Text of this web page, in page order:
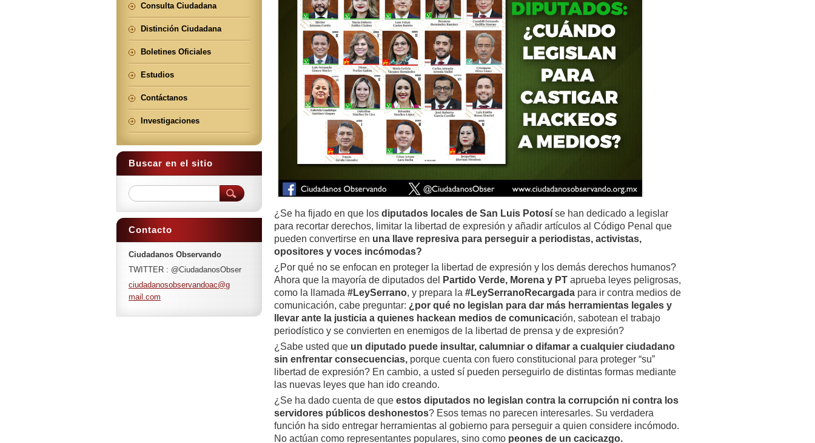
¿Se ha fijado en que los diputados locales de San Luis Potosí se han dedicado a legislar
para recortar derechos, limitar la libertad de expresión y añadir artículos al Código Penal que
pueden convertirse en una llave represiva para perseguir a periodistas, activistas,
opositores y voces incómodas?
¿Por qué no se enfocan en proteger la libertad de expresión y los demás derechos humanos?
Ahora que la mayoría de diputados del
Partido Verde, Morena y PT aprueba leyes peligrosas,
como la llamada #LeySerrano, y prepara la #LeySerranoRecargada para ir contra medios de
comunicación, cabe preguntar: ¿por qué no legislan para dar más herramientas legales y
llevar ante la justicia a quienes hackean medios de comunicación, sabotean el trabajo
periodístico y se convierten en enemigos de la libertad de prensa y de expresión?
¿Sabe usted que un diputado puede insultar, calumniar o difamar a cualquier ciudadano
sin enfrentar consecuencias, porque cuenta con fuero constitucional para proteger “su”
libertad de expresión? En cambio, a usted sí pueden perseguirlo de distintas formas mediante
las nuevas leyes que han ido creando.
¿Se ha dado cuenta de que estos diputados no legislan contra la corrupción ni contra los
servidores públicos deshonestos? Esos temas no parecen interesarles. Su verdadera
función ha sido entregar herramientas al gobierno para perseguir a quien considere incómodo.
No actúan como representantes populares, sino como peones de un cacicazgo.
Consulta Ciudadana
Distinción Ciudadana
Boletines Oficiales
Estudios
Contáctanos
Investigaciones
Buscar en el sitio
Contacto
Ciudadanos Observando
TWITTER : @CiudadanosObser
ciudadanosobservandoac@g
mail.com